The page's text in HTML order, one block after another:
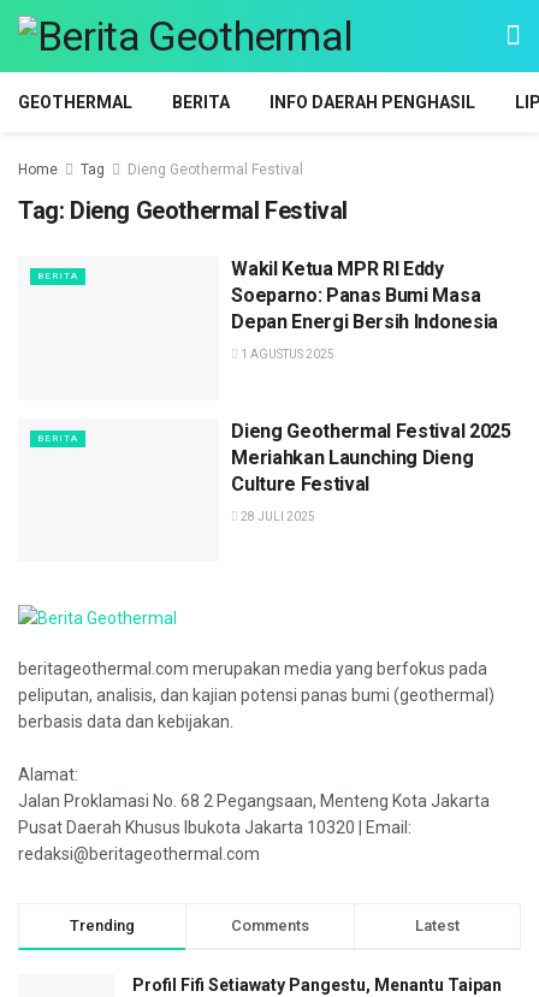
GEOTHERMAL BERITA INFO DAERAH PENGHASIL
Home Tag Dieng Geothermal Festival
Tag: Dieng Geothermal Festival
BERITA
Wakil Ketua MPR RI Eddy
Soeparno: Panas Bumi Masa
Depan Energi Bersih Indonesia
1 AGUSTUS 2025
BERITA
Dieng Geothermal Festival 2025
Meriahkan Launching Dieng
Culture Festival
28 JULI 2025
beritageothermal.com merupakan media yang berfokus pada
peliputan, analisis, dan kajian potensi panas bumi (geothermal)
berbasis data dan kebijakan.
Alamat:
Jalan Proklamasi No. 68 2 Pegangsaan, Menteng Kota Jakarta
Pusat Daerah Khusus Ibukota Jakarta 10320 | Email:
redaksi@beritageothermal.com
Trending Comments Latest
Profil Fifi Setiawaty Pangestu, Menantu Taipan